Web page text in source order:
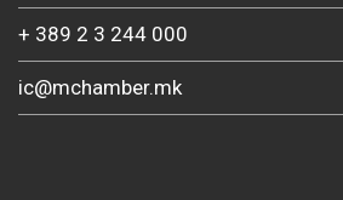
+ 389 2 3 244 000
ic@mchamber.mk